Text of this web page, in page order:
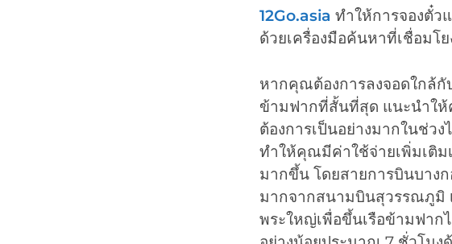
12Go.asia ทำให้การจองตั๋ว
ด้วยเครื่องมือค้นหาที่เชื่อมโ
หากคุณต้องการลงจอดใกล้กั
ข้ามฟากที่สั้นที่สุด แนะนำให้
ต้องการเป็นอย่างมากในช่
ทำให้คุณมีค่าใช้จ่ายเพิ่มเติ
มากขึ้น โดยสายการบินบาง
มากจากสนามบินสุวรรณภูมิ
พระใหญ่เพื่อขึ้นเรือข้ามฟาก